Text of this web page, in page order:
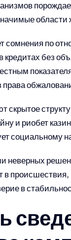
области
по
кредитах без
скрытое
и риобет
социальному
неверных
в
в